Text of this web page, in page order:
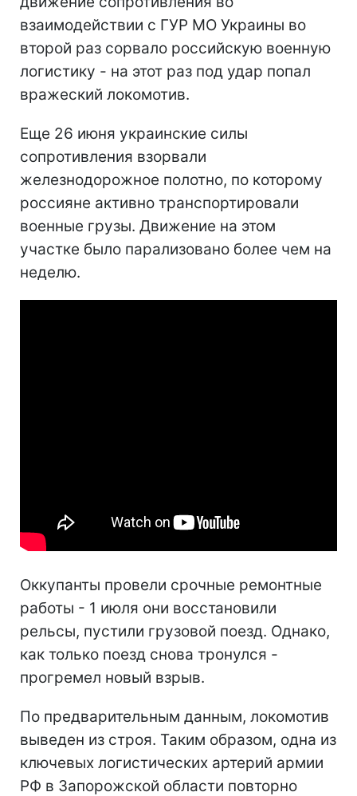
взаимодействии с ГУР МО Украины во
второй раз сорвало российскую военную
логистику - на этот раз под удар попал
вражеский локомотив.
Еще 26 июня украинские силы
сопротивления взорвали
железнодорожное полотно, по которому
россияне активно транспортировали
военные грузы. Движение на этом
участке было парализовано более чем на
неделю.
Оккупанты провели срочные ремонтные
работы - 1 июля они восстановили
рельсы, пустили грузовой поезд. Однако,
как только поезд снова тронулся -
прогремел новый взрыв.
По предварительным данным, локомотив
выведен из строя. Таким образом, одна из
ключевых логистических артерий армии
РФ в Запорожской области повторно